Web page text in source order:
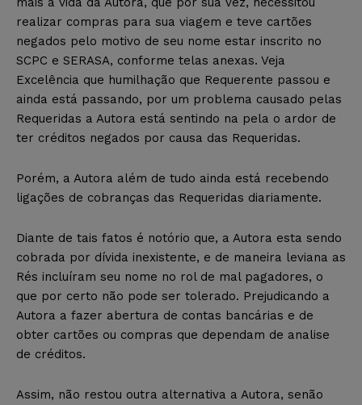
realizar compras para sua viagem e teve cartões
negados pelo motivo de seu nome estar inscrito no
SCPC e SERASA, conforme telas anexas. Veja
Excelência que humilhação que Requerente passou e
ainda está passando, por um problema causado pelas
Requeridas a Autora está sentindo na pela o ardor de
ter créditos negados por causa das Requeridas.
Porém, a Autora além de tudo ainda está recebendo
ligações de cobranças das Requeridas diariamente.
Diante de tais fatos é notório que, a Autora esta sendo
cobrada por dívida inexistente, e de maneira leviana as
Rés incluíram seu nome no rol de mal pagadores, o
que por certo não pode ser tolerado. Prejudicando a
Autora a fazer abertura de contas bancárias e de
obter cartões ou compras que dependam de analise
de créditos.
Assim, não restou outra alternativa a Autora, senão